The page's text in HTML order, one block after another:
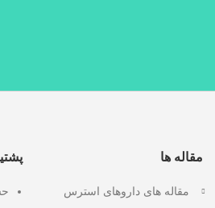
مقاله ها
مقاله های داروهای استرس